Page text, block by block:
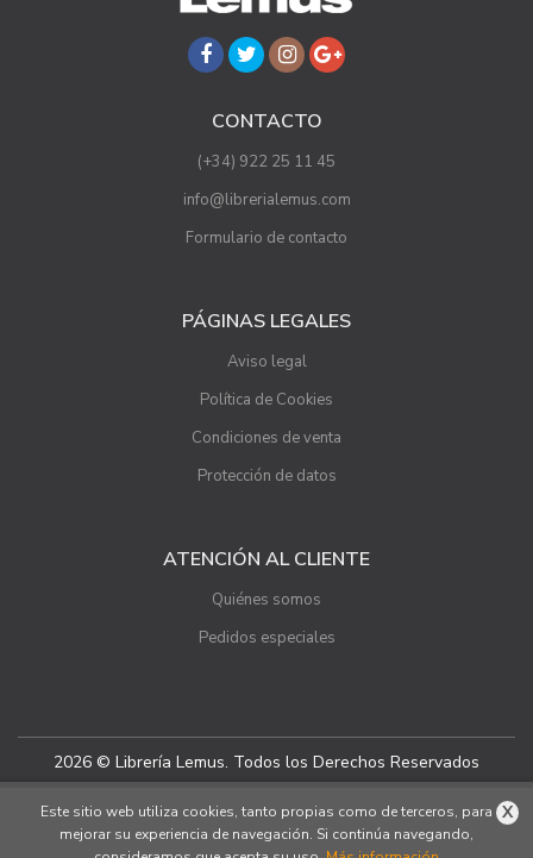
CONTACTO
(+34) 922 25 11 45
info@librerialemus.com
Formulario de contacto
PÁGINAS LEGALES
Aviso legal
Política de Cookies
Condiciones de venta
Protección de datos
ATENCIÓN AL CLIENTE
Quiénes somos
Pedidos especiales
2026 © Librería Lemus. Todos los Derechos Reservados
X
Este sitio web utiliza cookies, tanto propias como de terceros, para
mejorar su experiencia de navegación. Si continúa navegando,